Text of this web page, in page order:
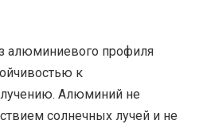
алюминиевого профиля
к
Алюминий не
солнечных лучей и не